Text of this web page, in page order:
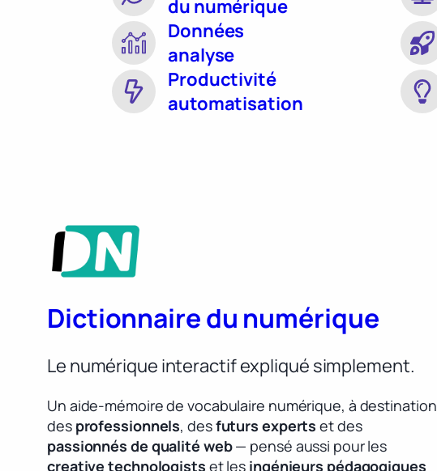
du numérique
Données
analyse
Productivité
automatisation
Dictionnaire du numérique
Le numérique interactif expliqué simplement.
Un aide-mémoire de vocabulaire numérique, à destination
des professionnels, desfuturs experts et des
passionnés de qualité web— pensé aussi pour les
creative technologists et les ingénieurs pédagogiques